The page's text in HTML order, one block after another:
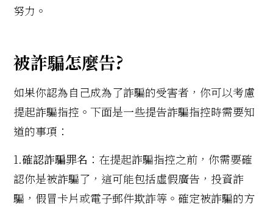
努力。
被詐騙怎麼告?
如果你認為自己成為了詐騙的受害者，你可以考慮
提起詐騙指控。下面是一些提告詐騙指控時需要知
道的事項：
1.確認詐騙罪名 ：在提起詐騙指控之前，你需要確
認你是被詐騙了，這可能包括虛假廣告，投資詐
騙，假冒卡片或電子郵件欺詐等。確定被詐騙的方